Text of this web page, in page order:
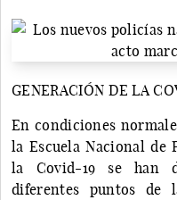
GENERACIÓN DE LA
En condiciones
la Escuela Nacional de
la Covid-19 se han
diferentes puntos de